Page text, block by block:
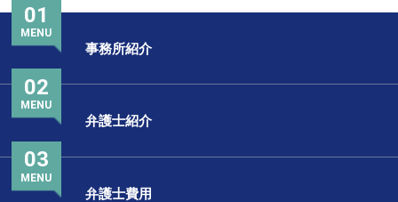
事務所紹介
01
MENU
弁護士紹介
02
MENU
弁護士費用
03
MENU